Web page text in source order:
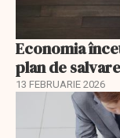
Economia
plan de salvare
13 FEBRUARIE 2026